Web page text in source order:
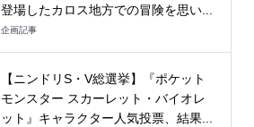
登場したカロス地方での冒険を思い...
企画記事
【ニンドリS・V総選挙】『ポケット
モンスター スカーレット・バイオレ
ット』キャラクター人気投票、結果...